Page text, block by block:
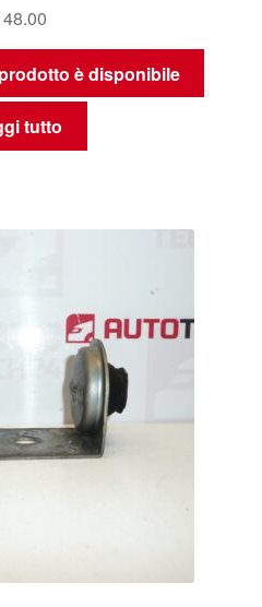
è disponibile
tutto